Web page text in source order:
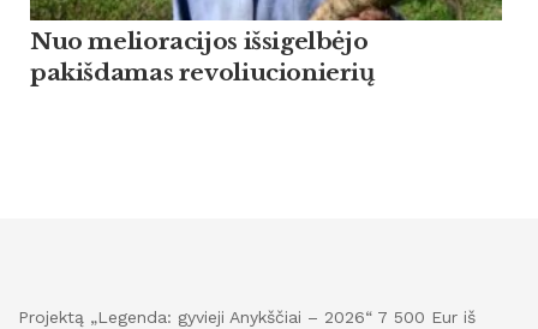
Nuo melioracijos išsigelbėjo
pakišdamas revoliucionierių
Projektą „Legenda: gyvieji Anykščiai – 2026“ 7 500 Eur iš